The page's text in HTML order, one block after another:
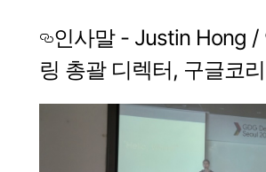
인사말 - Justin Hong /
링 총괄 디렉터, 구글코